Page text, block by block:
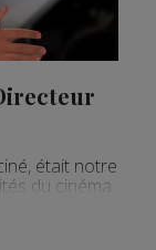
était notre
du cinéma.